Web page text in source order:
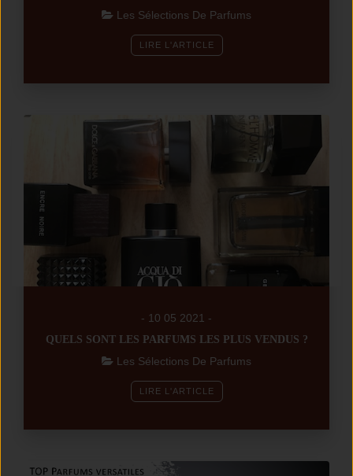
Les Sélections De Parfums
LIRE L'ARTICLE
- 10 05 2021 -
QUELS SONT LES PARFUMS LES PLUS VENDUS ?
Les Sélections De Parfums
LIRE L'ARTICLE